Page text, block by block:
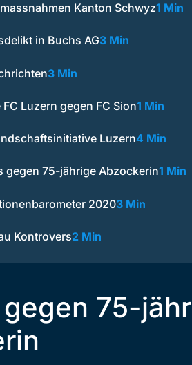
Kanton Schwyz1 Min
in Buchs AG3 Min
3 Min
FC Luzern gegen FC Sion1 Min
Luzern4 Min
gegen 75-jährige Abzockerin1 Min
20203 Min
Kontrovers2 Min
gegen 75-